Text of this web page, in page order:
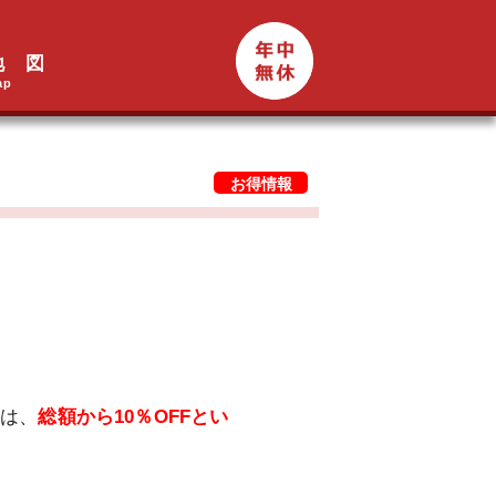
図
お得情報
、総額から10％OFFとい